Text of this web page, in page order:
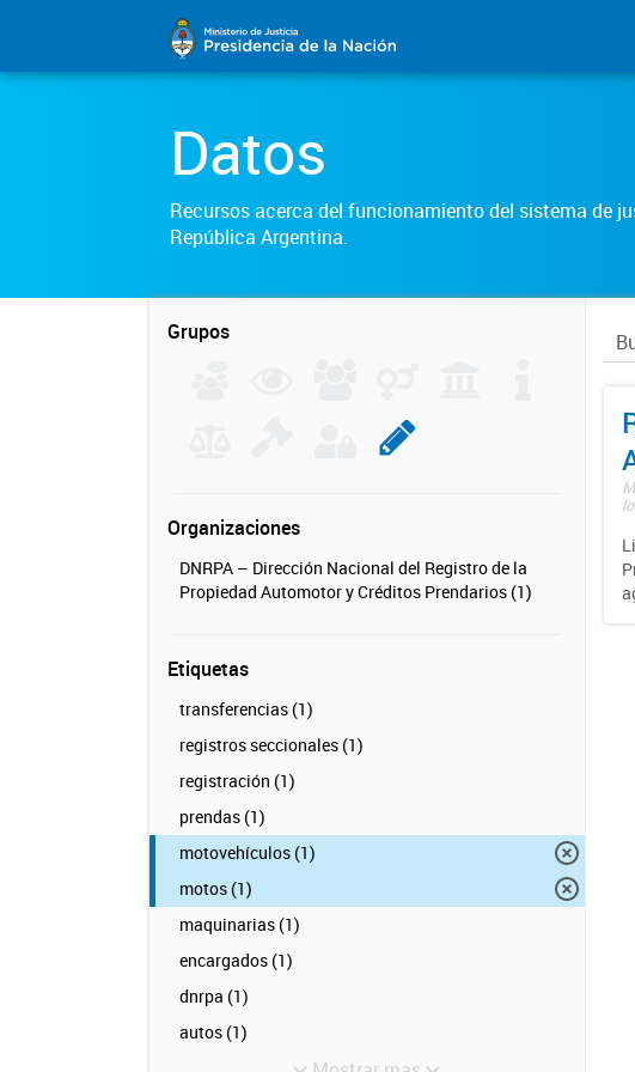
Datos
Recursos acerca del funcionamiento del sistema de
República Argentina.
Grupos
Organizaciones
DNRPA – Dirección Nacional del Registro de la
Propiedad Automotor y Créditos Prendarios (1)
Etiquetas
transferencias (1)
registros seccionales (1)
registración (1)
prendas (1)
motovehículos (1)
motos (1)
maquinarias (1)
encargados (1)
dnrpa (1)
autos (1)